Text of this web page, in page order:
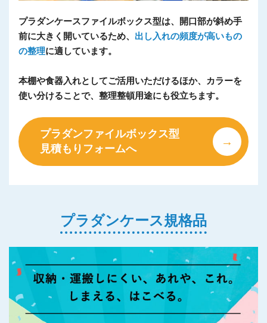
プラダンケースファイルボックス型は、開口部が斜め手
前に大きく開いているため、 出し入れの頻度が高いもの
の整理に適しています。
本棚や食器入れとしてご活用いただけるほか、カラーを
使い分けることで、整理整頓用途にも役立ちます。
プラダンファイルボックス型
見積もりフォームへ
プラダンケース規格品